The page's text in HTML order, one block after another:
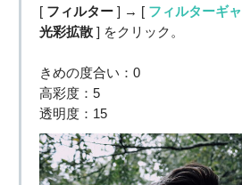
[ フィルター] → [ フィルターギ
光彩拡散] をクリック。
きめの度合い：0
高彩度：5
透明度：15